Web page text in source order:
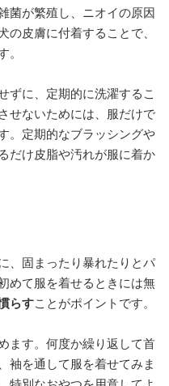
菌が繁殖し、ニオイの原因
の皮膚に付着することで、
。
ずに、定期的に洗濯するこ
せないためには、服だけで
。定期的なブラッシングや
だけ皮脂や汚れが服に着か
、固まったり暴れたりとパ
めて服を着せるときには無
らすことがポイントです。
ます。何度か繰り返して首
袖を通して服を着せてみま